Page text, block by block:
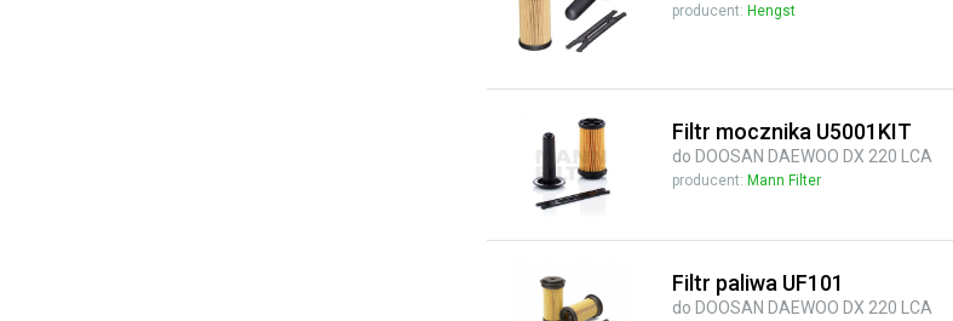
producent:Hengst
Filtr mocznika U5001KIT
do DOOSAN DAEWOO DX 220 LCA
producent:Mann Filter
Filtr paliwa UF101
do DOOSAN DAEWOO DX 220 LCA